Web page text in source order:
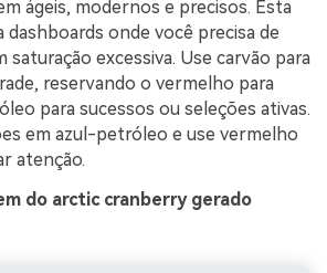
ágeis, modernos e precisos. Esta
dashboards onde você precisa de
saturação excessiva. Use carvão para
reservando o vermelho para
para sucessos ou seleções ativas.
em azul-petróleo e use vermelho
atenção.
do arctic cranberry gerado